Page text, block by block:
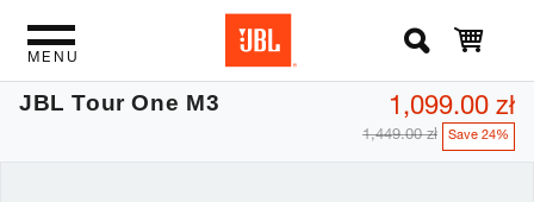
MENU
JBL Tour One M3 1,099.00 zł
1,449.00 zł Save 24%